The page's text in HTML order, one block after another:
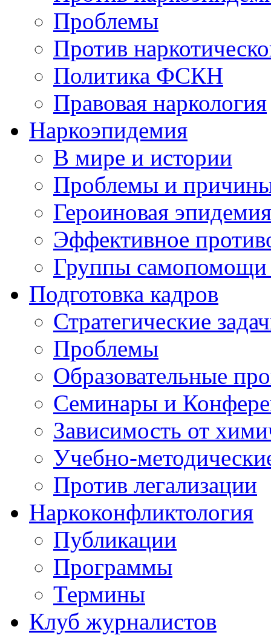
Проблемы
Против
Политика ФСКН
Правовая наркология
Наркоэпидемия
В мире и истории
Проблемы и
Героиновая эпидемия
Эффективное
Группы самопомощи
Подготовка кадров
Стратегические
Проблемы
Образовательные
Семинары и
Зависимость от
Учебно-
Против легализации
Наркоконфликтология
Публикации
Программы
Термины
Клуб журналистов